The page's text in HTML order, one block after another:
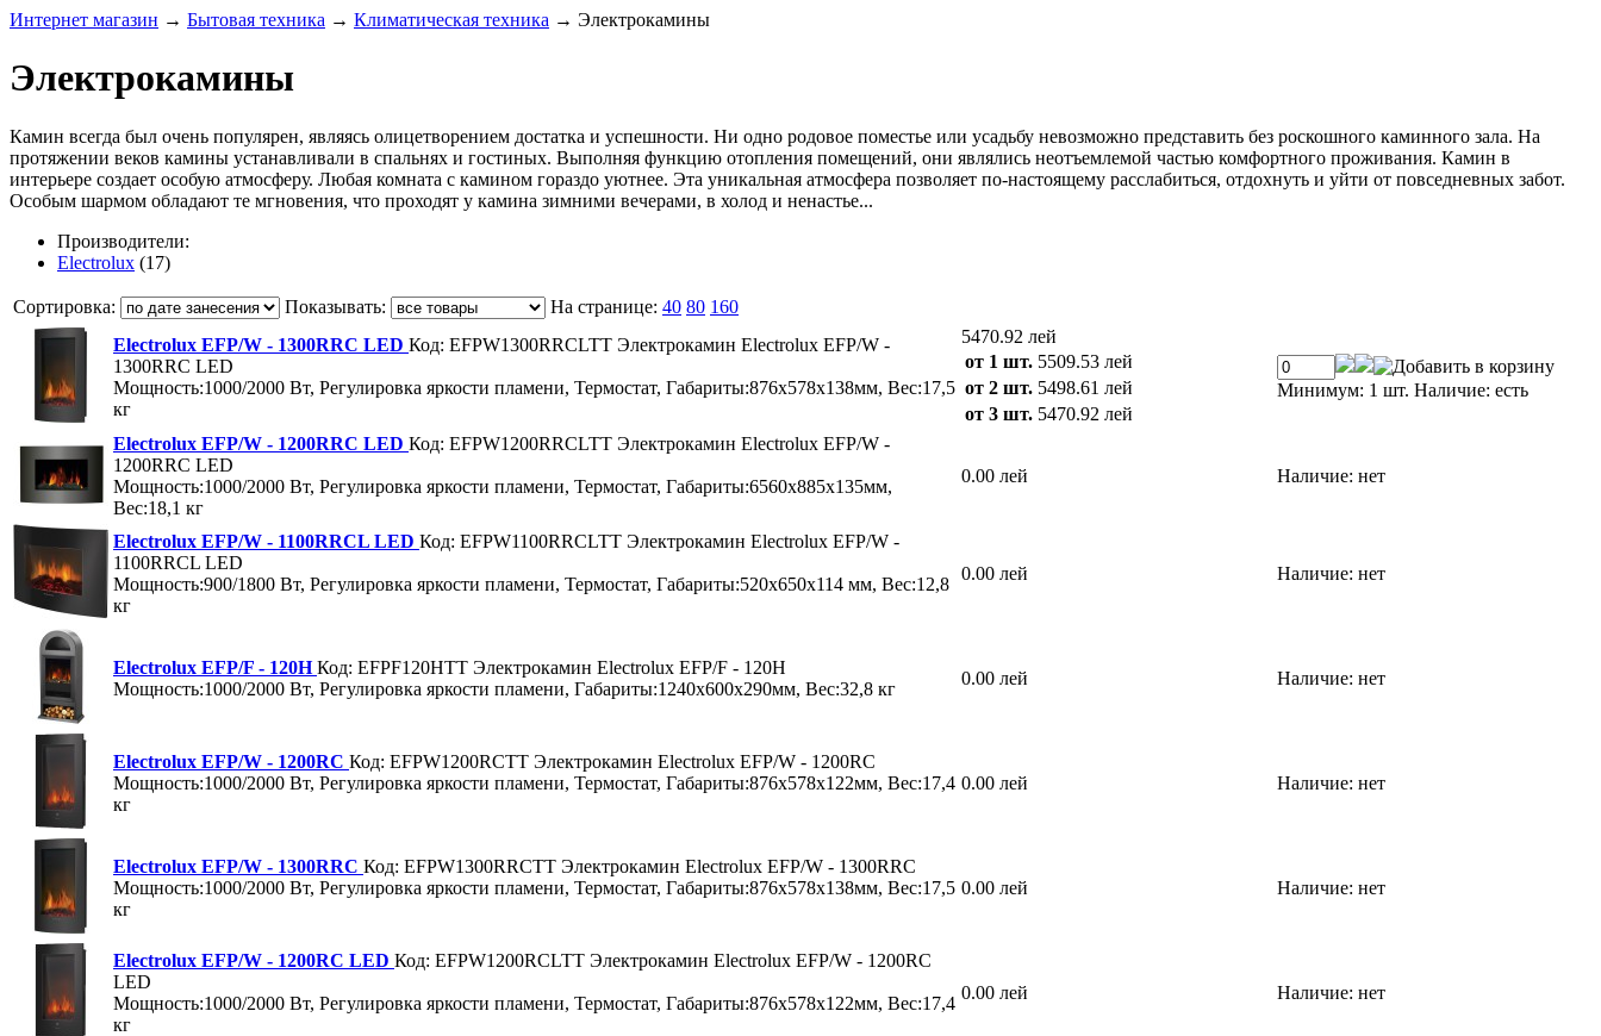
Интернет магазин → Бытовая техника → Климатическая техника → Электрокамины
Электрокамины
Камин всегда был очень популярен, являясь олицетворением достатка и успешности. Ни одно родовое поместье или усадьбу невозможно представить без роскошного каминного зала. На
протяжении веков камины устанавливали в спальнях и гостиных. Выполняя функцию отопления помещений, они являлись неотъемлемой частью комфортного проживания. Камин в
интерьере создает особую атмосферу. Любая комната с камином гораздо уютнее. Эта уникальная атмосфера позволяет по-настоящему расслабиться, отдохнуть и уйти от повседневных забот.
Особым шармом обладают те мгновения, что проходят у камина зимними вечерами, в холод и ненастье...
Производители:
Electrolux (17)
Сортировка: Показывать: На странице: 40 80 160
Electrolux EFP/W - 1300RRC LED Код: EFPW1300RRCLTT Электрокамин Electrolux EFP/W -
1300RRC LED
Мощность:1000/2000 Вт, Регулировка яркости пламени, Термостат, Габариты:876х578х138мм, Вес:17,5
кг
5470.92 лей
от 1 шт. 5509.53 лей
от 2 шт. 5498.61 лей
от 3 шт. 5470.92 лей
Минимум: 1 шт. Наличие: есть
Electrolux EFP/W - 1200RRC LED Код: EFPW1200RRCLTT Электрокамин Electrolux EFP/W -
1200RRC LED
Мощность:1000/2000 Вт, Регулировка яркости пламени, Термостат, Габариты:6560х885х135мм,
Вес:18,1 кг
0.00 лей Наличие: нет
Electrolux EFP/W - 1100RRCL LED Код: EFPW1100RRCLTT Электрокамин Electrolux EFP/W -
1100RRCL LED
Мощность:900/1800 Вт, Регулировка яркости пламени, Термостат, Габариты:520х650х114 мм, Вес:12,8
кг
0.00 лей Наличие: нет
Electrolux EFP/F - 120HКод: EFPF120HTT Электрокамин Electrolux EFP/F - 120H
Мощность:1000/2000 Вт, Регулировка яркости пламени, Габариты:1240х600х290мм, Вес:32,8 кг
0.00 лей Наличие: нет
Electrolux EFP/W - 1200RC Код: EFPW1200RCTT Электрокамин Electrolux EFP/W - 1200RC
Мощность:1000/2000 Вт, Регулировка яркости пламени, Термостат, Габариты:876х578х122мм, Вес:17,4
кг
0.00 лей Наличие: нет
Electrolux EFP/W - 1300RRC Код: EFPW1300RRCTT Электрокамин Electrolux EFP/W - 1300RRC
Мощность:1000/2000 Вт, Регулировка яркости пламени, Термостат, Габариты:876х578х138мм, Вес:17,5
кг
0.00 лей Наличие: нет
Electrolux EFP/W - 1200RC LED Код: EFPW1200RCLTT Электрокамин Electrolux EFP/W - 1200RC
LED
Мощность:1000/2000 Вт, Регулировка яркости пламени, Термостат, Габариты:876х578х122мм, Вес:17,4
кг
0.00 лей Наличие: нет